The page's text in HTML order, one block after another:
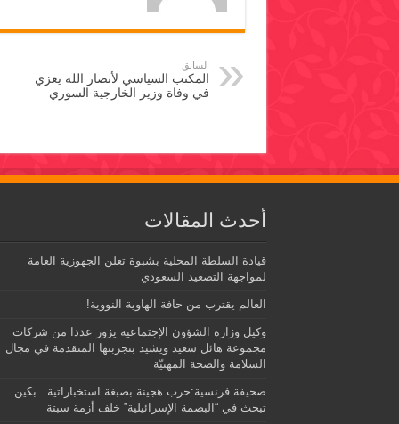
السابق
المكتب السياسي لأنصار الله يعزي
في وفاة وزير الخارجية السوري
أحدث المقالات
قيادة السلطة المحلية بشبوة تعلن الجهوزية العامة
لمواجهة التصعيد السعودي
العالم يقترب من حافة الهاوية النووية!
وكيل وزارة الشؤون الإجتماعية يزور عددا من شركات
مجموعة هائل سعيد ويشيد بتجربتها المتقدمة في مجال
السلامة والصحة المهنيّة
صحيفة فرنسية:حرب هجينة بصبغة استخباراتية.. بكين
تبحث في “البصمة الإسرائيلية” خلف أزمة سبتة